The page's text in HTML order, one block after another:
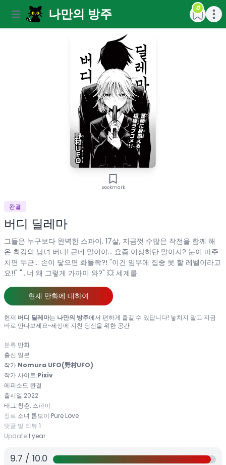
Open main menu나만의 방주 Open
0
Bookmark
완결
버디 딜레마
그들은 누구보다 완벽한 스파이. 17살, 지금껏 수많은 작전을 함께 해
온 최강의 남녀 버디! 근데 말이야… 요즘 이상하단 말이지? 눈이 마주
치면 두근… 손이 닿으면 화들짝?! "이건 임무에 집중 못 할 레벨이라고
요!!" "…너 왜 그렇게 가까이 와?" 💥 세계를
현재 만화에 대하여
현재 버디 딜레마는 나만의 방주에서 편하게 즐길 수 있답니다! 놓치지 말고 지금
바로 만나보세요~세상에 지친 당신을 위한 공간
분류:만화
출신:일본
작가:Nomura UFO(野村UFO)
작가 사이트:Pixiv
에피소드:완결
출시일:2022
태그:청춘, 스파이
장르:소녀 톰보이 Pure Love
댓글 및 리뷰:1
Update:1 year
9.7 / 10.0